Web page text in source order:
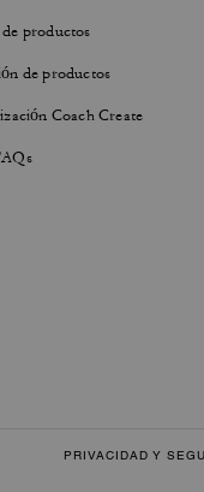
productos
de productos
Coach Create
PRIVACIDAD Y